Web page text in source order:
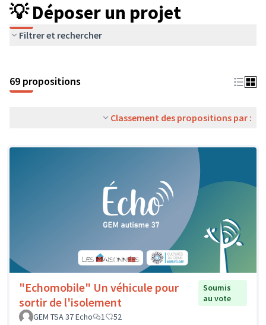
💡 Déposer un projet
Filtrer et rechercher
69 propositions
Classement des propositions par :
"Echomobile" Un véhicule pour
sortir de l'isolement
Soumis
au vote
GEM TSA 37 Echo
1 52